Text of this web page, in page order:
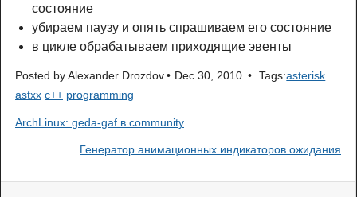
состояние
убираем паузу и опять спрашиваем его состояние
в цикле обрабатываем приходящие эвенты
Posted by Alexander Drozdov Dec 30, 2010 Tags:asterisk
astxx c++ programming
ArchLinux: geda-gaf в community
Генератор анимационных индикаторов ожидания